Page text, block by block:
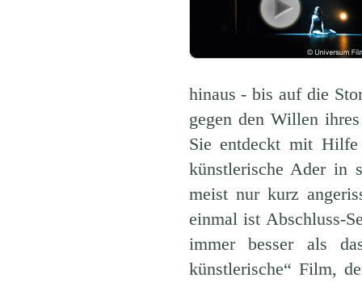
hinaus - bis auf die
gegen den Willen
Sie entdeckt mit Hilfe
künstlerische Ader in
meist nur kurz
einmal ist Abschluss-
immer besser als
künstlerische“ Film,